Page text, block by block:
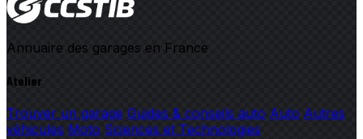
Annuaire des garages en France
Atelier
Trouver un garage Guides & conseils auto Auto Autres
véhicules Moto Sciences et Technologies